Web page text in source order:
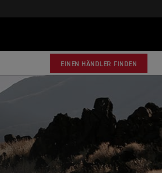
EINEN HÄNDLER FINDEN